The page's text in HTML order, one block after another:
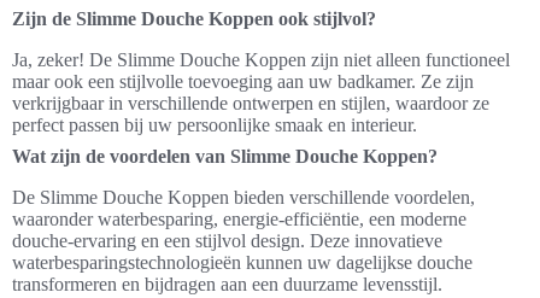
Zijn de Slimme Douche Koppen ook stijlvol?
Ja, zeker! De Slimme Douche Koppen zijn niet alleen functioneel
maar ook een stijlvolle toevoeging aan uw badkamer. Ze zijn
verkrijgbaar in verschillende ontwerpen en stijlen, waardoor ze
perfect passen bij uw persoonlijke smaak en interieur.
Wat zijn de voordelen van Slimme Douche Koppen?
De Slimme Douche Koppen bieden verschillende voordelen,
waaronder waterbesparing, energie-efficiëntie, een moderne
douche-ervaring en een stijlvol design. Deze innovatieve
waterbesparingstechnologieën kunnen uw dagelijkse douche
transformeren en bijdragen aan een duurzame levensstijl.